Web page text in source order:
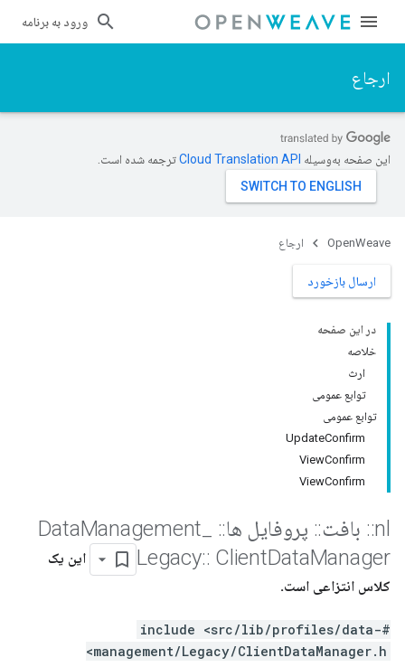
ورود به برنامه
ارجاع
این صفحه به‌وسیله ترجمه شده است.
OpenWeave ارجاع
ارسال بازخورد
در این صفحه
خلاصه
ارث
توابع عمومی
توابع عمومی
UpdateConfirm
ViewConfirm
ViewConfirm
nl
:: بافت:: پروفایل ها::
Management
Legacy:: ClientDataManager
این یک
کلاس انتزاعی است.
#include <src/lib/profiles/data-
management/Legacy/ClientDataManager.h>